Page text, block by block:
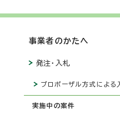
事業者のかたへ
発注・入札
プロポーザル方式による
実施中の案件